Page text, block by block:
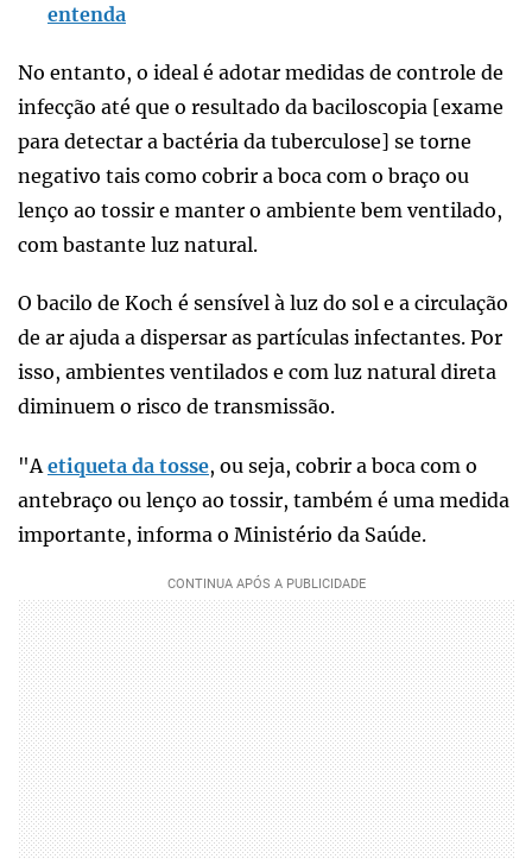
entenda
No entanto, o ideal é adotar medidas de controle de
infecção até que o resultado da baciloscopia [exame
para detectar a bactéria da tuberculose] se torne
negativo tais como cobrir a boca com o braço ou
lenço ao tossir e manter o ambiente bem ventilado,
com bastante luz natural.
O bacilo de Koch é sensível à luz do sol e a circulação
de ar ajuda a dispersar as partículas infectantes. Por
isso, ambientes ventilados e com luz natural direta
diminuem o risco de transmissão.
"A etiqueta da tosse, ou seja, cobrir a boca com o
antebraço ou lenço ao tossir, também é uma medida
importante, informa o Ministério da Saúde.